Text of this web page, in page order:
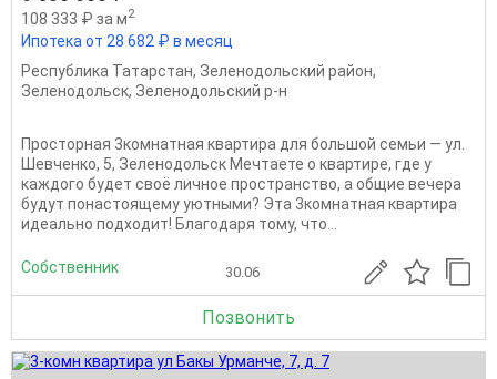
108 333 ₽ за м2
Ипотека от 28 682 ₽ в месяц
Республика Татарстан, Зеленодольский район,
Зеленодольск, Зеленодольский р-н
Просторная 3комнатная квартира для большой семьи — ул.
Шевченко, 5, Зеленодольск Мечтаете о квартире, где у
каждого будет своё личное пространство, а общие вечера
будут понастоящему уютными? Эта 3комнатная квартира
идеально подходит! Благодаря тому, что...
Собственник 30.06
Позвонить